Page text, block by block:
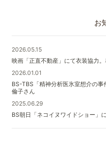
お
2026.05.15
映画「正直不動産」にて衣装協力
2026.01.01
BS-TBS「精神分析医氷室想介の
倫子さん
2025.06.29
BS朝日「ネコイヌワイドショー」